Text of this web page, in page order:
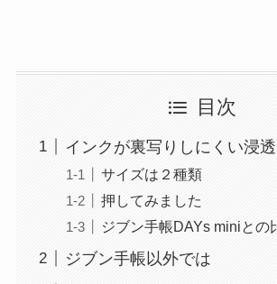
目次
インクが裏写りしにくい浸
サイズは２種類
押してみました
ジブン手帳DAYs miniとの
ジブン手帳以外では